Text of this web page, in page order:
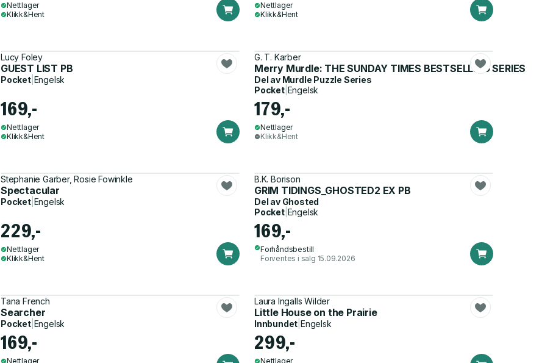
Nettlager
Klikk&Hent
Nettlager
Klikk&Hent
Lucy Foley
GUEST LIST PB
Pocket| Engelsk
169,-
Nettlager
Klikk&Hent
G. T. Karber
Merry Murdle: THE SUNDAY TIMES BESTSELLING SERIES
Del av Murdle Puzzle Series
Pocket| Engelsk
179,-
Nettlager
Klikk&Hent
Stephanie Garber, Rosie Fowinkle
Spectacular
Pocket| Engelsk
229,-
Nettlager
Klikk&Hent
B.K. Borison
GRIM TIDINGS_GHOSTED2 EX PB
Del av Ghosted
Pocket| Engelsk
169,-
Forhåndsbestill
Forventes i salg 15.09.2026
Tana French
Searcher
Pocket| Engelsk
169,-
Nettlager
Laura Ingalls Wilder
Little House on the Prairie
Innbundet |Engelsk
299,-
Nettlager